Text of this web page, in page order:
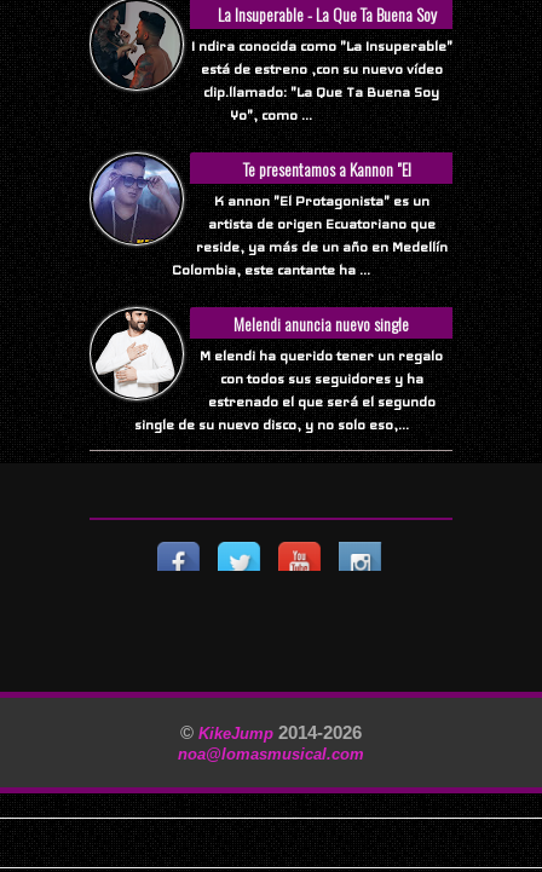
La Insuperable - La Que Ta Buena Soy
Yo
I ndira conocida como "La Insuperable"
está de estreno ,con su nuevo vídeo
clip.llamado: "La Que Ta Buena Soy
Yo", como ...
Te presentamos a Kannon "El
Protagonista"
K annon "El Protagonista" es un
artista de origen Ecuatoriano que
reside, ya más de un año en Medellín
Colombia, este cantante ha ...
Melendi anuncia nuevo single
M elendi ha querido tener un regalo
con todos sus seguidores y ha
estrenado el que será el segundo
single de su nuevo disco, y no solo eso,...
© KikeJump 2014-2026
noa@lomasmusical.com